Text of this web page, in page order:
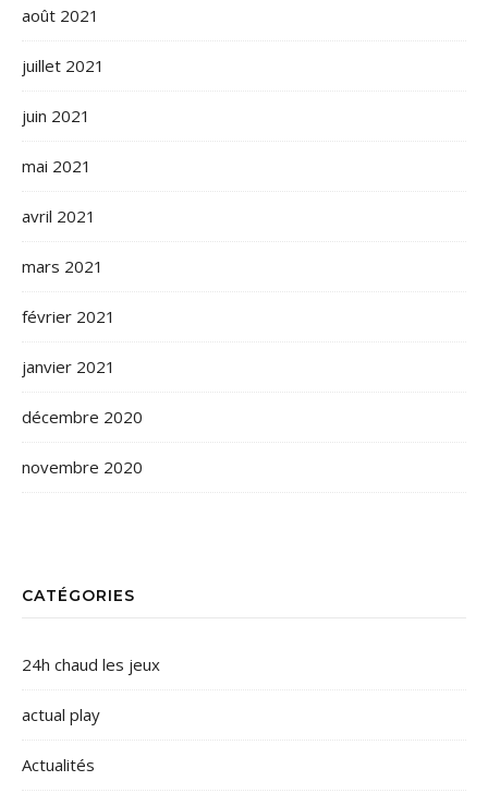
août 2021
juillet 2021
juin 2021
mai 2021
avril 2021
mars 2021
février 2021
janvier 2021
décembre 2020
novembre 2020
CATÉGORIES
24h chaud les jeux
actual play
Actualités